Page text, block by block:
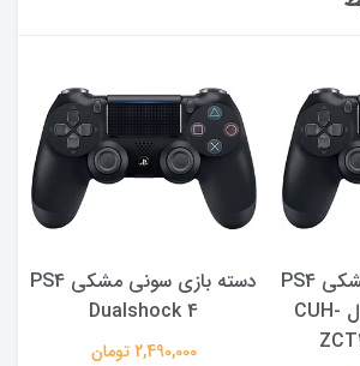
دسته بازی سونی مشکی PS4
Dualshock 4 مدل CUH-
دسته بازی سونی مشکی PS4
Dualshock 4
2,490,000 تومان